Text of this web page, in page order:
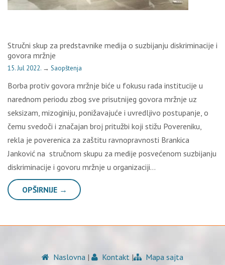
Stručni skup za predstavnike medija o suzbijanju diskriminacije i
govora mržnje
15. Jul 2022. → Saopštenja
Borba protiv govora mržnje biće u fokusu rada institucije u
narednom periodu zbog sve prisutnijeg govora mržnje uz
seksizam, mizoginiju, ponižavajuće i uvredljivo postupanje, o
čemu svedoči i značajan broj pritužbi koji stižu Povereniku,
rekla je poverenica za zaštitu ravnopravnosti Brankica
Janković na stručnom skupu za medije posvećenom suzbijanju
diskriminacije i govoru mržnje u organizaciji…
OPŠIRNIJE →
Naslovna | Kontakt | Mapa sajta